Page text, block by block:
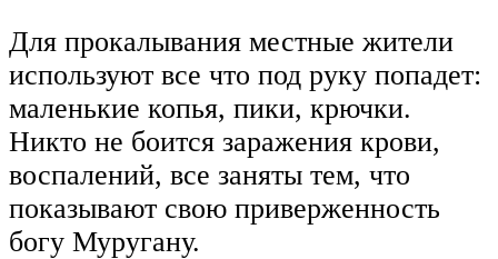
Для прокалывания местные жители
используют все что под руку попадет:
маленькие копья, пики, крючки.
Никто не боится заражения крови,
воспалений, все заняты тем, что
показывают свою приверженность
богу Муругану.